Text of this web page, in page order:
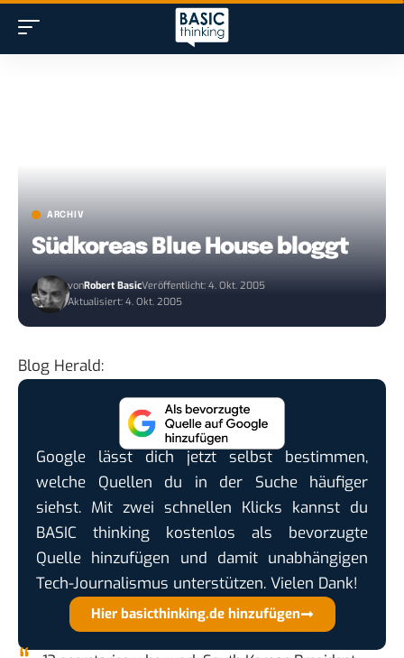
ARCHIV
Südkoreas Blue House bloggt
vonRobert BasicVeröffentlicht: 4. Okt. 2005
Aktualisiert: 4. Okt. 2005
Blog Herald:
Google lässt dich jetzt selbst bestimmen,
welche Quellen du in der Suche häufiger
siehst. Mit zwei schnellen Klicks kannst du
BASIC thinking kostenlos als bevorzugte
Quelle hinzufügen und damit unabhängigen
Tech-Journalismus unterstützen. Vielen Dank!
Hier basicthinking.de hinzufügen